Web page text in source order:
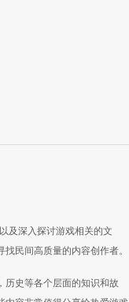
及深入探讨游戏相关的文
民间高质量的内容创作者。
历史等各个层面的知识和故